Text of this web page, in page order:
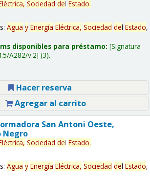
Sociedad del Estado.
Agua y Energía Eléctrica, Sociedad del Estado,
disponibles para préstamo: Signatura
A282/v.2 (3).
Hacer reserva
Agregar al carrito
San Antoni Oeste,
Negro
Sociedad del Estado.
Agua y Energía Eléctrica, Sociedad del Estado,